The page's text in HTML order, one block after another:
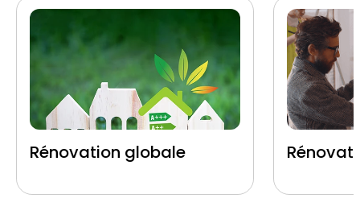
Rénovation globale